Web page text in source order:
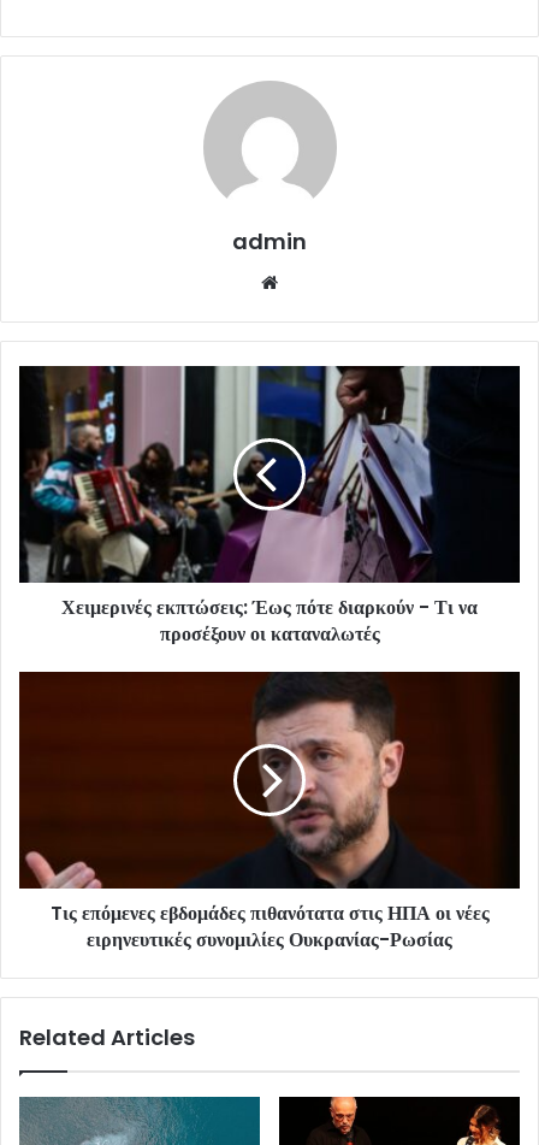
admin
Χειμερινές εκπτώσεις: Έως πότε διαρκούν - Τι να
προσέξουν οι καταναλωτές
Tις επόμενες εβδομάδες πιθανότατα στις ΗΠΑ οι νέες
ειρηνευτικές συνομιλίες Ουκρανίας-Ρωσίας
Related Articles